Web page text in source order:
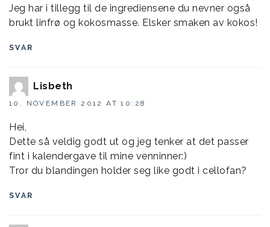
Jeg har i tillegg til de ingrediensene du nevner også
brukt linfrø og kokosmasse. Elsker smaken av kokos!
SVAR
Lisbeth
10. NOVEMBER 2012 AT 10:28
Hei,
Dette så veldig godt ut og jeg tenker at det passer
fint i kalendergave til mine venninner:)
Tror du blandingen holder seg like godt i cellofan?
SVAR